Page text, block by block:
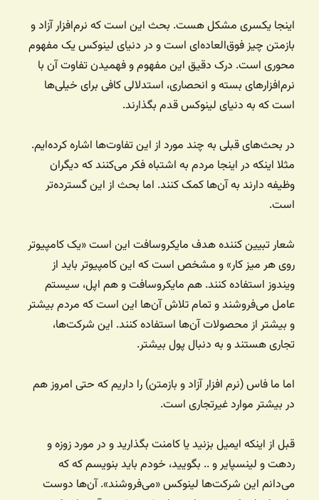
اینجا یکسری مشکل هست. بحث این است که نرم‌افزار آزاد و
بازمتن چیز فوق‌العاده‌ای است و در دنیای لینوکس یک مفهوم
محوری است. درک دقیق این مفهوم و فهمیدن تفاوت آن با
نرم‌افزارهای بسته و انحصاری، استدلالی کافی برای خیلی‌ها
است که به دنیای لینوکس قدم بگذارند.
در بحث‌های قبلی به چند مورد از این تفاوت‌ها اشاره کرده‌ایم.
مثلا اینکه در اینجا مردم به اشتباه فکر می‌کنند که دیگران
وظیفه دارند به آن‌ها کمک کنند. اما بحث از این گسترده‌تر
است.
شعار تبیین کننده هدف مایکروسافت این است «یک کامپیوتر
روی هر میز کار» و مشخص است که این کامپیوتر باید از
ویندوز استفاده کنند. هم مایکروسافت و هم اپل، سیستم
عامل می‌فروشند و تمام تلاش آن‌ها این است که مردم بیشتر
و بیشتر از محصولات آن‌ها استفاده کنند. این شرکت‌ها،
تجاری هستند و به دنبال پول بیشتر.
اما ما فاس (نرم افزار آزاد و بازمتن) را داریم که حتی امروز هم
در بیشتر موارد غیرتجاری است.
قبل از اینکه ایمیل بزنید یا کامنت بگذارید و در مورد زوزه و
ردهت و لینسپایر و .. بگویید، خودم باید بنویسم که که
می‌دانم این شرکت‌ها لینوکس «می‌فروشند». آن‌ها دوست